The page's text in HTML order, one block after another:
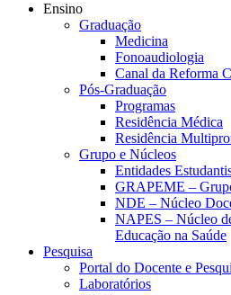
Ensino
Graduação
Medicina
Fonoaudiologia
Canal da Reforma
Pós-Graduação
Programas
Residência Médica
Residência
Grupo e Núcleos
Entidades
GRAPEME –
NDE – Núcleo
NAPES – Núcleo
Educação na Saúde
Pesquisa
Portal do Docente e
Laboratórios